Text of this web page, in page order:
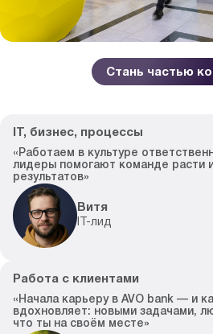
Стань частью
IT, бизнес, процессы
«Работаем в культуре
лидеры помогают команде расти
результатов»
Витя
IT-лид
Работа с клиентами
«Начала карьеру в AVO bank — и
вдохновляет: новыми задачами,
что ты на своём месте»